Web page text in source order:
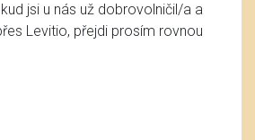
jsi u nás už dobrovolničil/a a
Levitio, přejdi prosím rovnou